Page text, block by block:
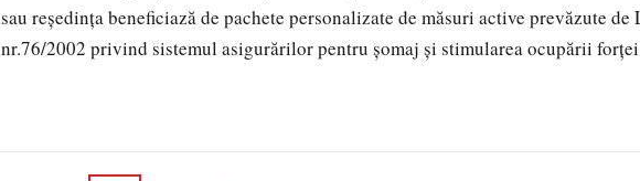
sau reşedinţa beneficiază de pachete personalizate de măsuri active prevăzute de
nr.76/2002 privind sistemul asigurărilor pentru şomaj şi stimularea ocupării forţei